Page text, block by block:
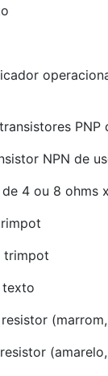
PNP
NPN de
4 ou 8 ohms
trimpot
texto